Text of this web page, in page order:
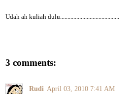
Udah ah kuliah dulu........................................
3 comments:
Rudi April 03, 2010 7:41 AM